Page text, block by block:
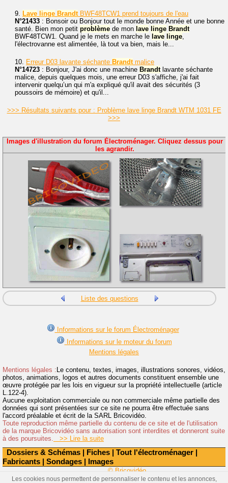
Dossiers & Schémas Fiches Tout l'électroménager
Fabricants
Sondages Images
9. Lave linge BrandtBWF48TCW1 prend toujours de l'eau
N°21433 : Bonsoir ou Bonjour tout le monde bonne Année et une bonne
santé. Bien mon petit problème de mon lave linge Brandt
BWF48TCW1. Quand je le mets en marche le lave linge,
l'électrovanne est alimentée, là tout va bien, mais le...
10. Erreur D03 lavante séchante Brandtmalice
N°14723 : Bonjour, J'ai donc une machine Brandtlavante séchante
malice, depuis quelques mois, une erreur D03 s'affiche, j'ai fait
intervenir quelqu’un qui m'a expliqué qu'il avait des sécurités (3
poussoirs de mémoire) et qu'il...
>>> Résultats suivants pour : Problème lave linge Brandt WTM 1031 FE
>>>
Images d'illustration du forum Électroménager. Cliquez dessus pour
les agrandir.
Liste des questions
Informations sur le forum Électroménager
Informations sur le moteur du forum
Mentions légales
Mentions légales : Le contenu, textes, images, illustrations sonores, vidéos,
photos, animations, logos et autres documents constituent ensemble une
œuvre protégée par les lois en vigueur sur la propriété intellectuelle (article
L.122-4).
Aucune exploitation commerciale ou non commerciale même partielle des
données qui sont présentées sur ce site ne pourra être effectuée sans
l'accord préalable et écrit de la SARL Bricovidéo.
Toute reproduction même partielle du contenu de ce site et de l'utilisation
de la marque Bricovidéo sans autorisation sont interdites et donneront suite
à des poursuites. >> Lire la suite
© Bricovidéo
Les cookies nous permettent de personnaliser le contenu et les annonces,